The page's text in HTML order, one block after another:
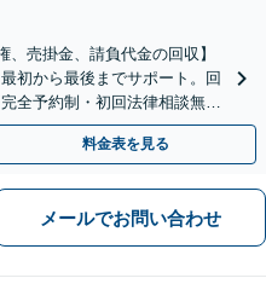
売掛金、請負代金の回収】
初から最後までサポート。回
全予約制・初回法律相談無料
料金表を見る
メールでお問い合わせ